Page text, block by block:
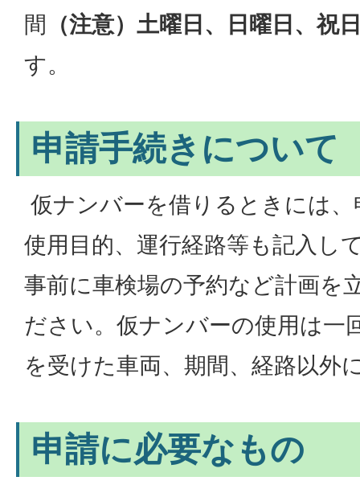
間
（注意）土曜日、日曜日、祝
す。
申請手続きについて
仮ナンバーを借りるときには
使用目的、運行経路等も記入し
事前に車検場の予約など計画を
ださい。仮ナンバーの使用は一
を受けた車両、期間、経路以外
申請に必要なもの